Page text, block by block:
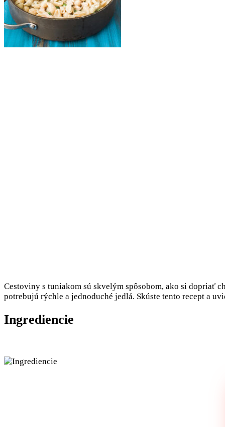
Cestoviny s tuniakom sú skvelým spôsobom, ako si dopriať
potrebujú rýchle a jednoduché jedlá. Skúste tento recept a
Ingrediencie